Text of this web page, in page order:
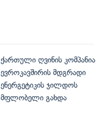
ქართული ღვინის კომპანია
ევროკავშირის მდგრადი
ენერგეტიკის ჯილდოს
მფლობელი გახდა